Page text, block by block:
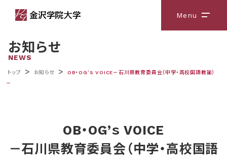
Menu メニ
お知らせ
NEWS
トップ > お知らせ >
OB・OG’ｓ VOICE－石川県教育委員会（中学・高校国語教諭）
－
OB・OG’ｓ VOICE
－石川県教育委員会（中学・高校国語